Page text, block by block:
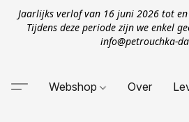
Jaarlijks verlof van 16 juni 2026 tot
Tijdens deze periode zijn we enkel
info@petrouchka-
Webshop Over